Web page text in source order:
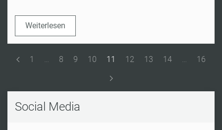
Weiterlesen
1 … 8 9 10 11 12 13 14 … 16
Social Media